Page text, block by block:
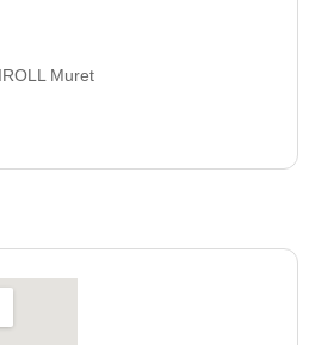
Muret